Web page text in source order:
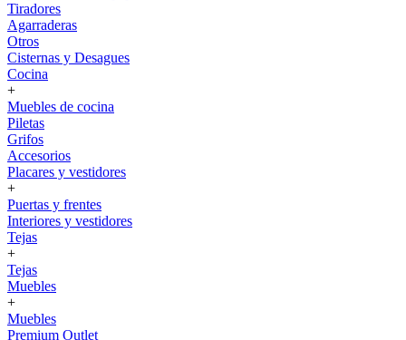
Tiradores
Agarraderas
Otros
Cisternas y Desagues
Cocina
+
Muebles de cocina
Piletas
Grifos
Accesorios
Placares y vestidores
+
Puertas y frentes
Interiores y vestidores
Tejas
+
Tejas
Muebles
+
Muebles
Premium Outlet